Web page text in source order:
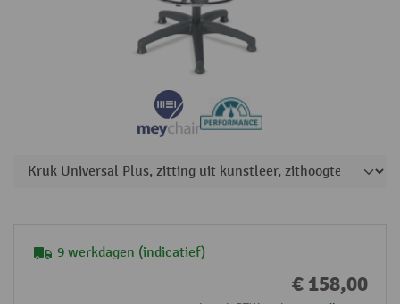
9 werkdagen (indicatief)
€ 158,00